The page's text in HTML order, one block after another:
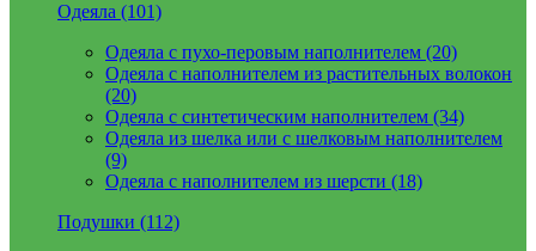
Одеяла (101)
Одеяла с пухо-перовым наполнителем (20)
Одеяла с наполнителем из растительных волокон
(20)
Одеяла с синтетическим наполнителем (34)
Одеяла из шелка или с шелковым наполнителем
(9)
Одеяла с наполнителем из шерсти (18)
Подушки (112)